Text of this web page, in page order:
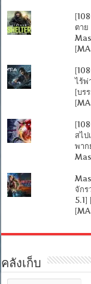
ตาย
ไร้พ่
[บร
สไป
พาก
จักร
คลังเก็บ